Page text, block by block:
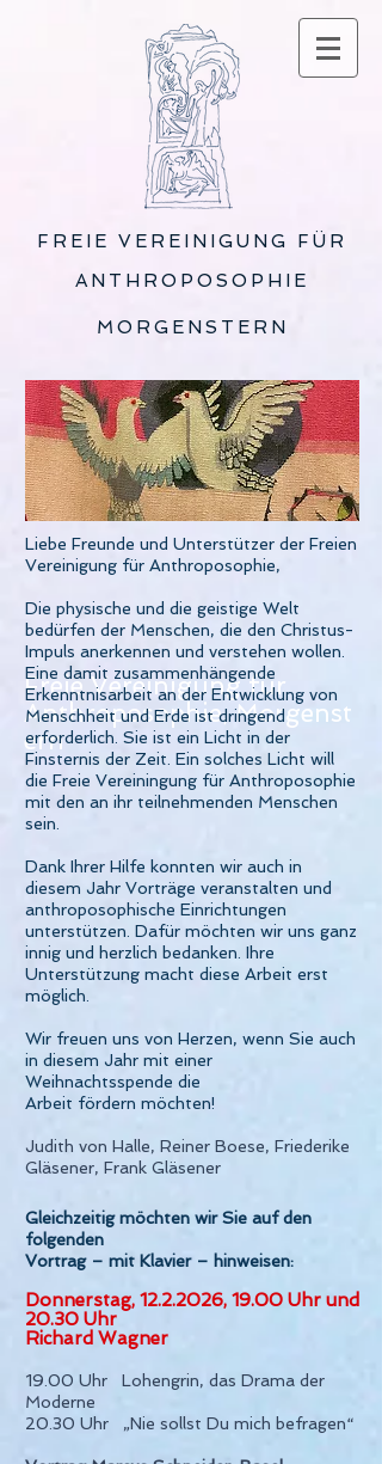
FREIE VEREINIGUNG FÜR
ANTHROPOSOPHIE
MORGENSTERN
VERANSTALTUNGEN DER
FREIEN VEREINIGUNG FÜR
ANTHROPOSOPHIE
Freie Vereinigung für
Anthroposophie,Morgenst
ern
Liebe Freunde und Unterstützer der Freien
Vereinigung für Anthroposophie,
Die physische und die geistige Welt
bedürfen der Menschen, die den Christus-
Impuls anerkennen und verstehen wollen.
Eine damit zusammenhängende
Erkenntnisarbeit an der Entwicklung von
Menschheit und Erde ist dringend
erforderlich. Sie ist ein Licht in der
Finsternis der Zeit. Ein solches Licht will
die Freie Vereiningung für Anthroposophie
mit den an ihr teilnehmenden Menschen
sein.
Dank Ihrer Hilfe konnten wir auch in
diesem Jahr Vorträge veranstalten und
anthroposophische Einrichtungen
unterstützen. Dafür möchten wir uns ganz
innig und herzlich bedanken. Ihre
Unterstützung macht diese Arbeit erst
möglich.
Wir freuen uns von Herzen, wenn Sie auch
in diesem Jahr mit einer
Weihnachtsspende die
Arbeit fördern möchten!
Judith von Halle, Reiner Boese, Friederike
Gläsener, Frank Gläsener
Gleichzeitig möchten wir Sie auf den
folgenden
Vortrag – mit Klavier – hinweisen:
Donnerstag, 12.2.2026, 19.00 Uhr und
20.30 Uhr
Richard Wagner
19.00 Uhr Lohengrin, das Drama der
Moderne
20.30 Uhr „Nie sollst Du mich befragen“